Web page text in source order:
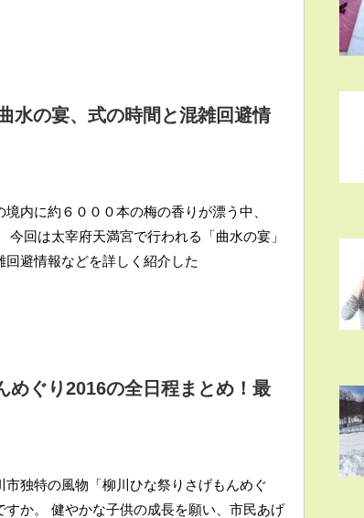
水の宴、式の時間と混雑回避情
内に約６０００本の梅の香りが漂う中、
今回は太宰府天満宮で行われる「曲水の宴」
避情報などを詳しく紹介した
めぐり2016の全日程まとめ！最
独特の風物「柳川ひな祭りさげもんめぐ
すか。 健やかな子供の成長を願い、市民あげ